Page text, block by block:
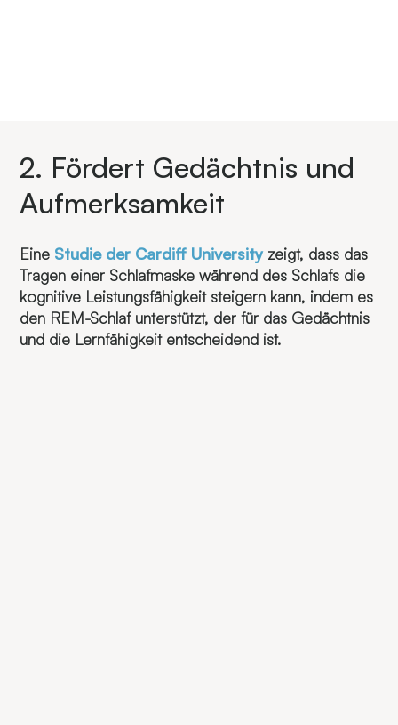
2. Fördert Gedächtnis und
Aufmerksamkeit​
Eine Studie der Cardiff Universityzeigt, dass das
Tragen einer Schlafmaske während des Schlafs die
kognitive Leistungsfähigkeit steigern kann, indem es
den REM-Schlaf unterstützt, der für das Gedächtnis
und die Lernfähigkeit entscheidend ist.